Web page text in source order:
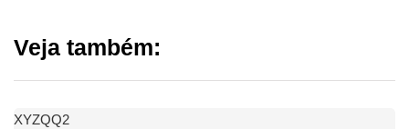
Veja também:
XYZQQ2